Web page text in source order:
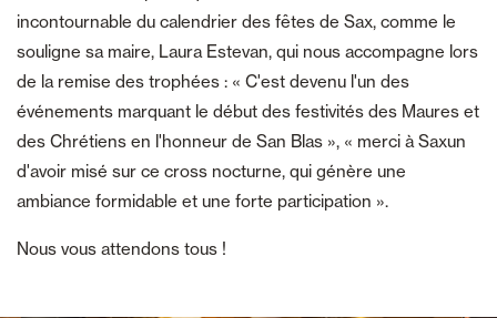
incontournable du calendrier des fêtes de Sax, comme le
souligne sa maire, Laura Estevan, qui nous accompagne lors
de la remise des trophées : « C'est devenu l'un des
événements marquant le début des festivités des Maures et
des Chrétiens en l'honneur de San Blas », « merci à Saxun
d'avoir misé sur ce cross nocturne, qui génère une
ambiance formidable et une forte participation ».
Nous vous attendons tous !